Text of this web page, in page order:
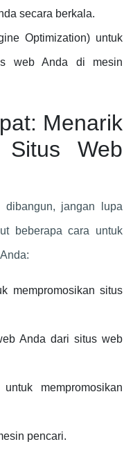
secara berkala.
Optimization) untuk
web Anda di mesin
Menarik
Situs Web
jangan lupa
beberapa cara untuk
mempromosikan situs
Anda dari situs web
mempromosikan
pencari.